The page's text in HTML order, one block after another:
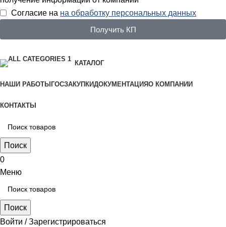
Согласие на на обработку персональных данных
Получить КП
КАТАЛОГ
НАШИ РАБОТЫ ГОСЗАКУПКИДОКУМЕНТАЦИЯО КОМПАНИИ
КОНТАКТЫ
Поиск
0
Меню
Поиск
Войти / Зарегистрироваться